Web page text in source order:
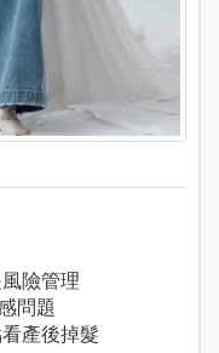
險管理
問題
產後掉髮